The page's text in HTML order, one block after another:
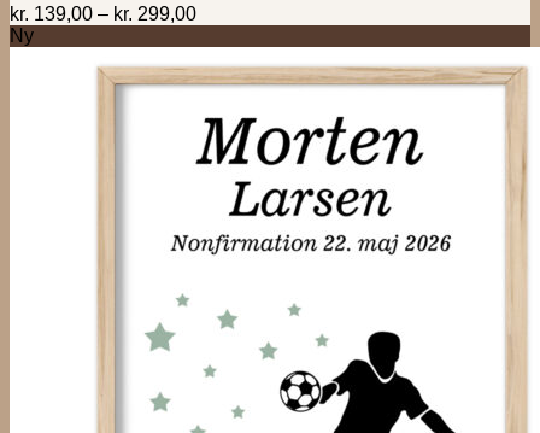
kr. 139,00 – kr. 299,00Prisinterval:
kr. 299,00
Ny